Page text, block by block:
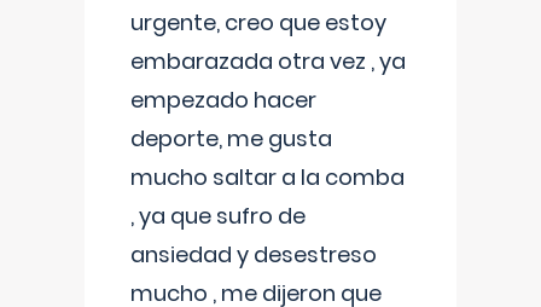
urgente, creo que estoy
embarazada otra vez , ya
empezado hacer
deporte, me gusta
mucho saltar a la comba
, ya que sufro de
ansiedad y desestreso
mucho , me dijeron que